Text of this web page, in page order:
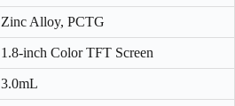
Zinc Alloy, PCTG
1.8-inch Color TFT Screen
3.0mL